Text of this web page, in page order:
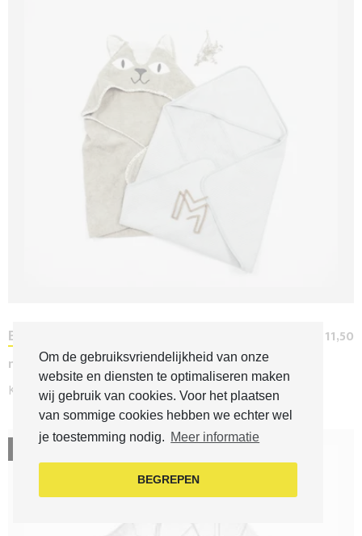
Om de gebruiksvriendelijkheid van onze
website en diensten te optimaliseren maken
wij gebruik van cookies. Voor het plaatsen
van sommige cookies hebben we echter wel
je toestemming nodig. Meer informatie
BEGREPEN
Badcape
€ 11,50
nog 0 / 3 artikelen
Kapje op na het plonzen!
verkocht